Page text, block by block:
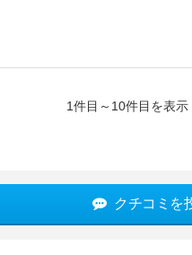
1件目～10件目を表示
クチコミを